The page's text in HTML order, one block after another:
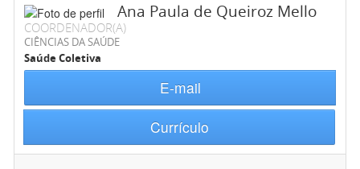
Ana Paula de Queiroz Mello
COORDENADOR(A)
CIÊNCIAS DA SAÚDE
Saúde Coletiva
E-mail
Currículo